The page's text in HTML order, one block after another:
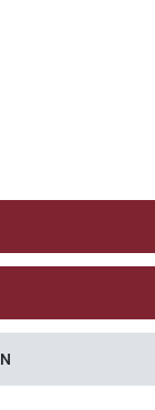
Sie Farbe ins